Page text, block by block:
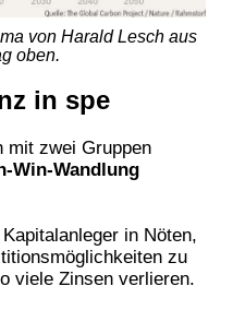
von Harald Lesch aus
oben.
in spe
mit zwei Gruppen
Win-Wandlung
in Nöten,
zu
viele Zinsen verlieren.